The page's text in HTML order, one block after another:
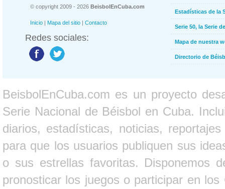
© copyright 2009 - 2026 BeisbolEnCuba.com
Inicio | Mapa del sitio | Contacto
Redes sociales:
Estadísticas de la
Serie 50, la Serie
Mapa de nuestra
Directorio de
BeisbolEnCuba.com es un proyecto
Serie Nacional de Béisbol en Cuba.
diarios, estadísticas, noticias,
para que los usuarios publiquen sus
o sus estrellas favoritas. Disponemos
pronosticar los juegos o participar en